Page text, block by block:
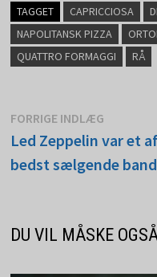
TAGGET CAPRICCIOSA
NAPOLITANSK PIZZA
QUATTRO FORMAGGI
RÅ
FORRIGE INDLÆG
indlæg:
Led Zeppelin var et
bedst sælgende
DU VIL MÅSKE